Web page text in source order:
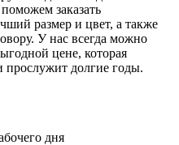
заказать
размер и цвет, а также
У нас всегда можно
цене, которая
прослужит долгие годы.
дня